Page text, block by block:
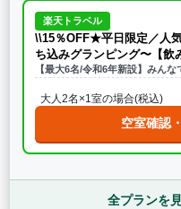
楽天トラベル
\\15％OFF★平日限定／人
ち込みグランピング〜【飲
【最大6名/令和6年新設】みんな
大人2名×1室の場合(税込)
空室確認
全プランを